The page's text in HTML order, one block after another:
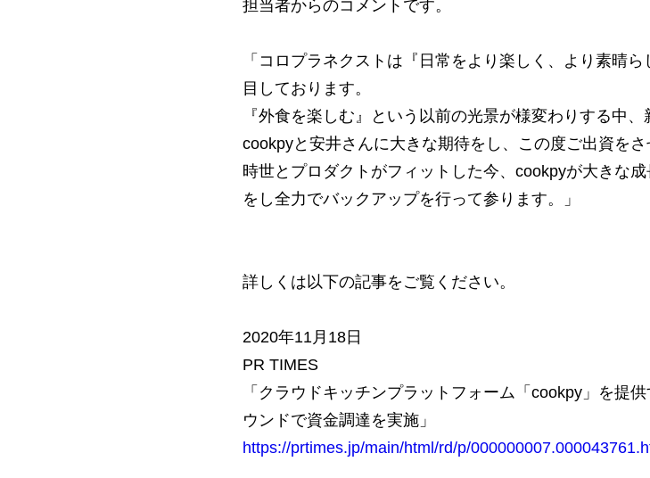
担当者からのコメントです。
「コロプラネクストは『日常をより楽しく、より素晴
目しております。
『外食を楽しむ』という以前の光景が様変わりする中
cookpyと安井さんに大きな期待をし、この度ご出資をさ
時世とプロダクトがフィットした今、cookpyが大きな
をし全力でバックアップを行って参ります。」
詳しくは以下の記事をご覧ください。
2020年11月18日
PR TIMES
「クラウドキッチンプラットフォーム「cookpy」を提
ウンドで資金調達を実施」
https://prtimes.jp/main/html/rd/p/